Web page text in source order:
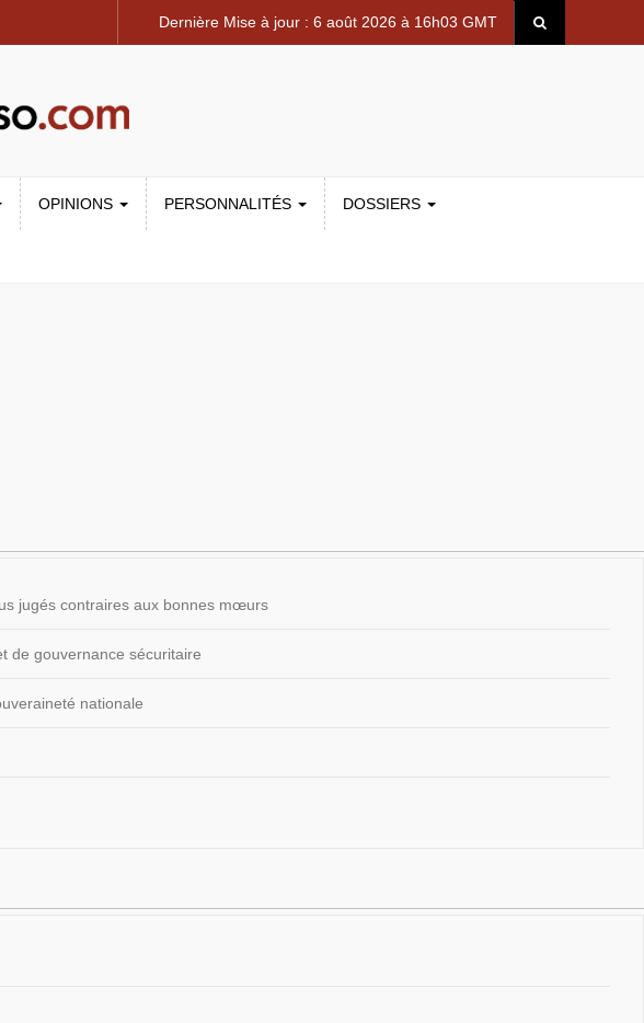
Dernière Mise à jour : 6 août 2026 à 16h03 GMT
OPINIONS PERSONNALITÉS DOSSIERS
jugés contraires aux bonnes mœurs
de gouvernance sécuritaire
nationale